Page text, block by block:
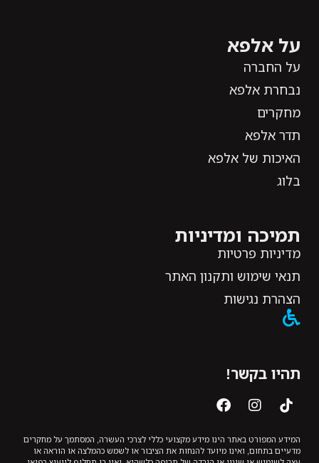
על אלפא
על החברה
נבחרת אלפא
מחקרים
תדר אלפא
האיכות של אלפא
בלוג
תמיכה ומדיניות
מדיניות פרטיות
תנאי שימוש ותקנון האתר
הצהרת נגישות
תהיו בקשר!
המידע המפורט באתר הינו מידע מקצועי כללי לצרכי העשרה, המסתמך על מחקרים
מדעיים בתחום, ואינו מיועד להנחות את הציבור או לשמש כהמלצה או הוראה או